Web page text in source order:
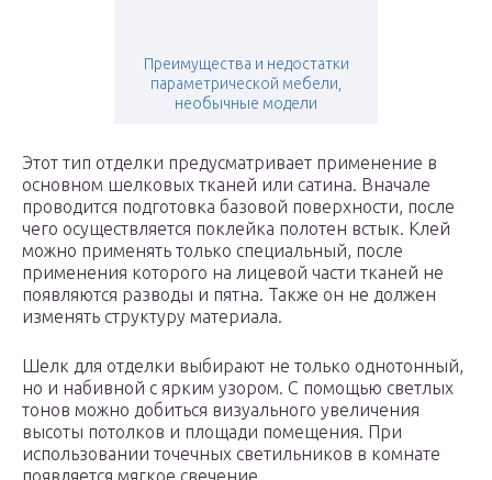
Преимущества и недостатки
параметрической мебели,
необычные модели
Этот тип отделки предусматривает применение в
основном шелковых тканей или сатина. Вначале
проводится подготовка базовой поверхности, после
чего осуществляется поклейка полотен встык. Клей
можно применять только специальный, после
применения которого на лицевой части тканей не
появляются разводы и пятна. Также он не должен
изменять структуру материала.
Шелк для отделки выбирают не только однотонный,
но и набивной с ярким узором. С помощью светлых
тонов можно добиться визуального увеличения
высоты потолков и площади помещения. При
использовании точечных светильников в комнате
появляется мягкое свечение